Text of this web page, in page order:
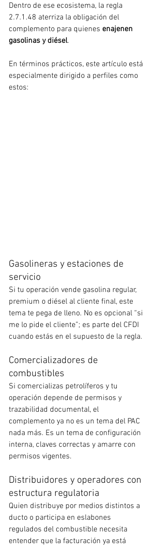
Dentro de ese ecosistema, la regla
2.7.1.48 aterriza la obligación del
complemento para quienes enajenen
gasolinas y diésel.
En términos prácticos, este artículo está
especialmente dirigido a perfiles como
estos:
Gasolineras y estaciones de
servicio
Si tu operación vende gasolina regular,
premium o diésel al cliente final, este
tema te pega de lleno. No es opcional “si
me lo pide el cliente”; es parte del CFDI
cuando estás en el supuesto de la regla.
Comercializadores de
combustibles
Si comercializas petrolíferos y tu
operación depende de permisos y
trazabilidad documental, el
complemento ya no es un tema del PAC
nada más. Es un tema de configuración
interna, claves correctas y amarre con
permisos vigentes.
Distribuidores y operadores con
estructura regulatoria
Quien distribuye por medios distintos a
ducto o participa en eslabones
regulados del combustible necesita
entender que la facturación ya está